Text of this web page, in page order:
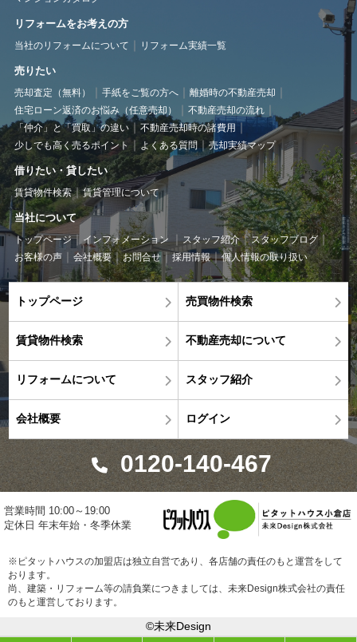
リフォームをお考えの方
当社のリフォームについて リフォーム実績一覧
売りたい
売却査定（無料） 手紙をご覧の方へ
離婚時の不動産売却
住宅ローン返済のお悩み（任意売却）
不動産売却の流れ
「仲介」と「買取」の違い
不動産売却時の諸費用
少しでも高く売るポイント
よくある質問 売却実績マップ
借りたい・貸したい
賃貸物件検索 賃貸管理について
当社について
トップページ インフォメーション スタッフ紹介
スタッフブログ
お客様の声
会社概要 お問合せ 採用情報 個人情報の取り扱い
トップページ 売買物件検索
賃貸物件検索 不動産売却について
リフォームについて スタッフ紹介
会社概要 ログイン
0120-140-467
営業時間 10:00～19:00
定休日 年末年始・冬季休業
※ピタットハウスの加盟店は独立自営であり、各店舗の責任のもと運営をして
おります。
尚、建築・リフォーム等の請負業につきましては、未来Design株式会社の責任
のもと運営しております。
©未来Design